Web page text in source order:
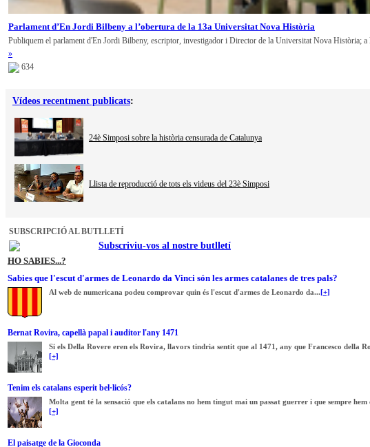
Parlament d’En Jordi Bilbeny a l’obertura de la 13a Universitat Nova Història
Publiquem el parlament d'En Jordi Bilbeny, escriptor, investigador i Director de la Universitat Nova Història;
»
634
Vídeos recentment publicats:
24è Simposi sobre la història censurada de Catalunya
Llista de reproducció de tots els videus del 23è Simposi
SUBSCRIPCIÓ AL BUTLLETÍ
Subscriviu-vos al nostre butlletí
HO SABIES...?
Sabies que l'escut d'armes de Leonardo da Vinci són les armes catalanes de tres pals?
Al web de numericana podeu comprovar quin és l'escut d'armes de Leonardo da...[+]
Bernat Rovira, capellà papal i auditor l'any 1471
Si els Della Rovere eren els Rovira, llavors tindria sentit que al 1471, any que Francesco della
[+]
Tenim els catalans esperit bel·licós?
Molta gent té la sensació que els catalans no hem tingut mai un passat guerrer i que sempre hem
[+]
El paisatge de la Gioconda